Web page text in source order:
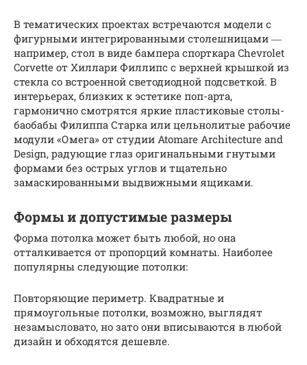
В тематических проектах встречаются модели с
фигурными интегрированными столешницами ―
например, стол в виде бампера спорткара Chevrolet
Corvette от Хиллари Филлипс с верхней крышкой из
стекла со встроенной светодиодной подсветкой. В
интерьерах, близких к эстетике поп-арта,
гармонично смотрятся яркие пластиковые столы-
баобабы Филиппа Старка или цельнолитые рабочие
модули «Омега» от студии Atomare Architecture and
Design, радующие глаз оригинальными гнутыми
формами без острых углов и тщательно
замаскированными выдвижными ящиками.
Формы и допустимые размеры
Форма потолка может быть любой, но она
отталкивается от пропорций комнаты. Наиболее
популярны следующие потолки:
Повторяющие периметр. Квадратные и
прямоугольные потолки, возможно, выглядят
незамысловато, но зато они вписываются в любой
дизайн и обходятся дешевле.